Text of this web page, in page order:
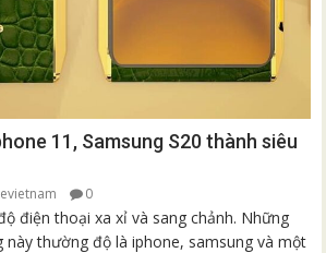
11, Samsung S20 thành siêu
0
điện thoại xa xỉ và sang chảnh. Những
này thường độ là iphone, samsung và một